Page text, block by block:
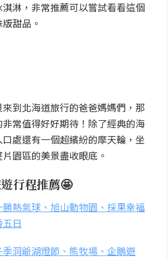
淋，非常推薦可以嘗試看看這個
甜品。
到北海道旅行的爸爸媽媽們，那
常值得好好期待！除了經典的海
處還有一個超繽紛的摩天輪，坐
園區的美景盡收眼底。
行程推薦🤩
熱氣球、旭山動物園、採果幸福
日
洞爺湖燈節、熊牧場、企鵝遊